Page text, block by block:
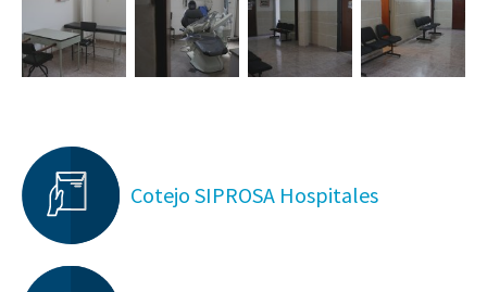
Cotejo SIPROSA Hospitales